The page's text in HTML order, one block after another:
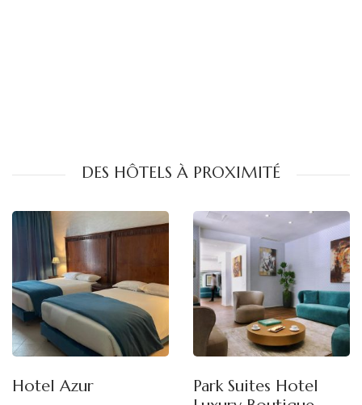
DES HÔTELS À PROXIMITÉ
Hotel Azur
Park Suites Hotel